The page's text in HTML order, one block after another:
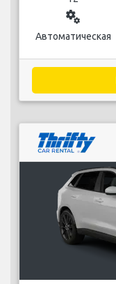
miscellaneous_services
Автоматическая